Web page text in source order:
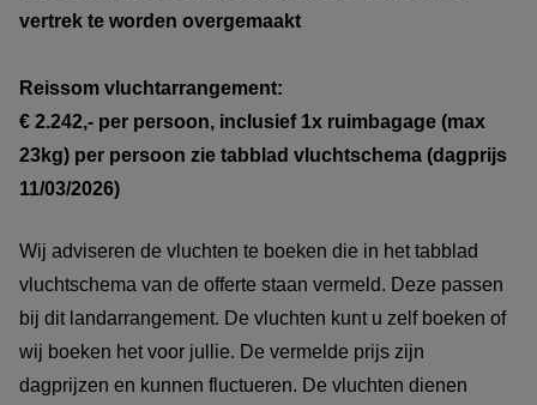
vertrek te worden overgemaakt
Reissom vluchtarrangement:
€ 2.242,- per persoon, inclusief 1x ruimbagage (max
23kg) per persoon zie tabblad vluchtschema (dagprijs
11/03/2026)
Wij adviseren de vluchten te boeken die in het tabblad
vluchtschema van de offerte staan vermeld. Deze passen
bij dit landarrangement. De vluchten kunt u zelf boeken of
wij boeken het voor jullie. De vermelde prijs zijn
dagprijzen en kunnen fluctueren. De vluchten dienen